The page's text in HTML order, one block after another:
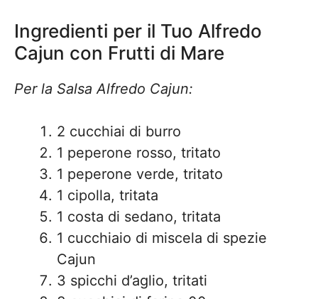
Ingredienti per il Tuo Alfredo
Cajun con Frutti di Mare
Per la Salsa Alfredo Cajun:
2 cucchiai di burro
1 peperone rosso, tritato
1 peperone verde, tritato
1 cipolla, tritata
1 costa di sedano, tritata
1 cucchiaio di miscela di spezie
Cajun
3 spicchi d’aglio, tritati